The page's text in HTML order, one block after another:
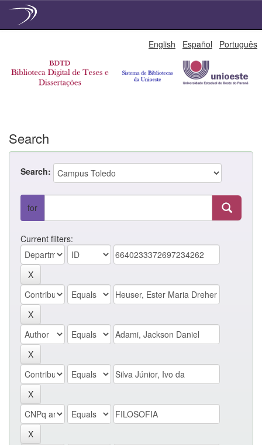
English Español Português
Search
Search:
for
Current filters: